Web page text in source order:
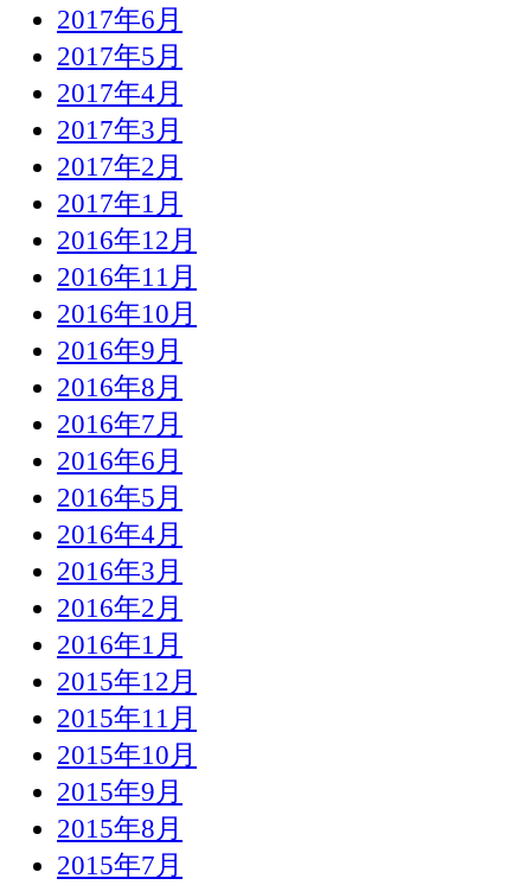
2017年6月
2017年5月
2017年4月
2017年3月
2017年2月
2017年1月
2016年12月
2016年11月
2016年10月
2016年9月
2016年8月
2016年7月
2016年6月
2016年5月
2016年4月
2016年3月
2016年2月
2016年1月
2015年12月
2015年11月
2015年10月
2015年9月
2015年8月
2015年7月